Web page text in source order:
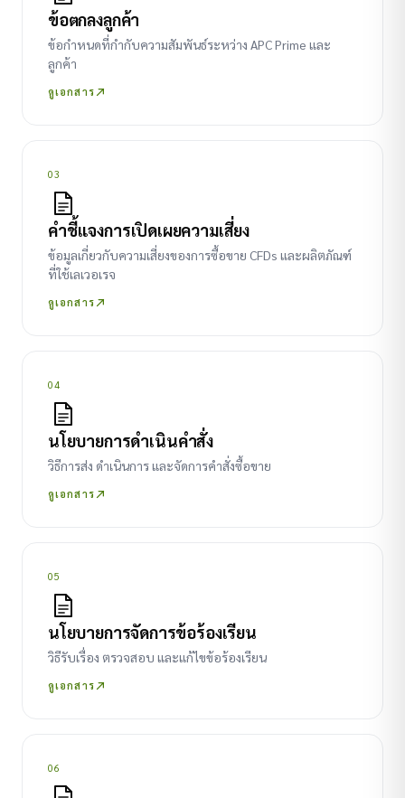
ข้อตกลงลูกค้า
ข้อกำหนดที่กำกับความสัมพันธ์ระหว่าง APC Prime และ
ลูกค้า
ดูเอกสาร
03
คำชี้แจงการเปิดเผยความเสี่ยง
ข้อมูลเกี่ยวกับความเสี่ยงของการซื้อขาย CFDs และผลิตภัณฑ์
ที่ใช้เลเวอเรจ
ดูเอกสาร
04
นโยบายการดำเนินคำสั่ง
วิธีการส่ง ดำเนินการ และจัดการคำสั่งซื้อขาย
ดูเอกสาร
05
นโยบายการจัดการข้อร้องเรียน
วิธีรับเรื่อง ตรวจสอบ และแก้ไขข้อร้องเรียน
ดูเอกสาร
06